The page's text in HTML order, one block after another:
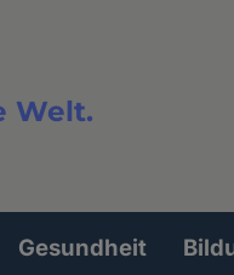
Welt.
Gesundheit